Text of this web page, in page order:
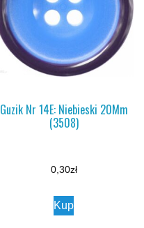
Guzik Nr 14E: Niebieski 20Mm
(3508)
0,30zł
Kup